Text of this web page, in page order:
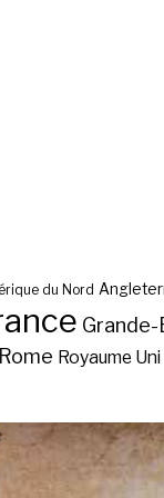
du Nord
Rome Royaume Uni